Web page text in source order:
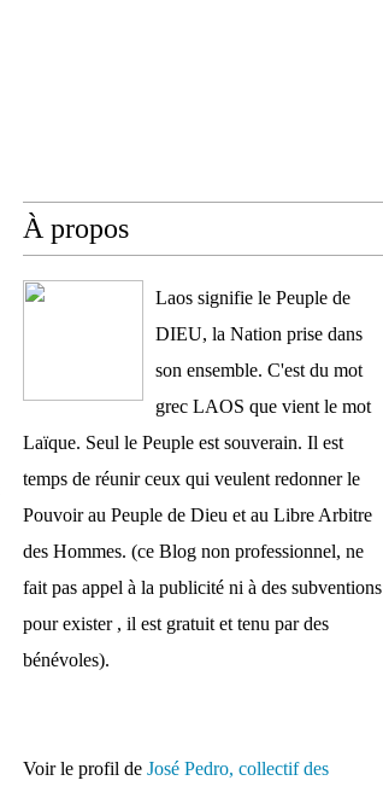
À propos
Laos signifie le Peuple de
DIEU, la Nation prise dans
son ensemble. C'est du mot
grec LAOS que vient le mot
Laïque. Seul le Peuple est souverain. Il est
temps de réunir ceux qui veulent redonner le
Pouvoir au Peuple de Dieu et au Libre Arbitre
des Hommes. (ce Blog non professionnel, ne
fait pas appel à la publicité ni à des subventions
pour exister , il est gratuit et tenu par des
bénévoles).
Voir le profil de José Pedro, collectif des